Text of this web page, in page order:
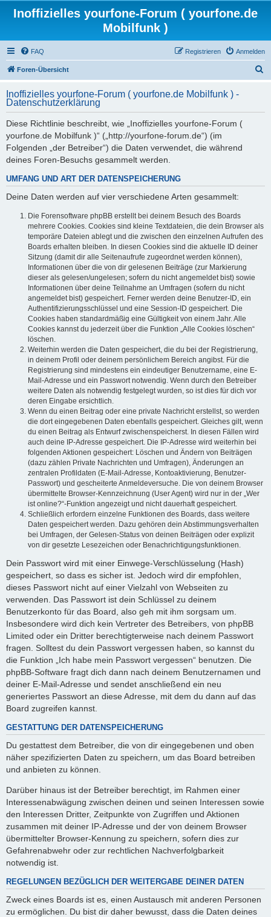
Inoffizielles yourfone-Forum ( yourfone.de
Mobilfunk )
FAQ Anmelden
Registrieren
Foren-Übersicht
h
Inoffizielles yourfone-Forum ( yourfone.de Mobilfunk ) -
Datenschutzerklärung
Diese Richtlinie beschreibt, wie „Inoffizielles yourfone-Forum (
yourfone.de Mobilfunk )“ („http://yourfone-forum.de“) (im
Folgenden „der Betreiber“) die Daten verwendet, die während
deines Foren-Besuchs gesammelt werden.
UMFANG UND ART DER DATENSPEICHERUNG
Deine Daten werden auf vier verschiedene Arten gesammelt:
Die Forensoftware phpBB erstellt bei deinem Besuch des Boards
mehrere Cookies. Cookies sind kleine Textdateien, die dein Browser als
temporäre Dateien ablegt und die zwischen den einzelnen Aufrufen des
Boards erhalten bleiben. In diesen Cookies sind die aktuelle ID deiner
Sitzung (damit dir alle Seitenaufrufe zugeordnet werden können),
Informationen über die von dir gelesenen Beiträge (zur Markierung
dieser als gelesen/ungelesen; sofern du nicht angemeldet bist) sowie
Informationen über deine Teilnahme an Umfragen (sofern du nicht
angemeldet bist) gespeichert. Ferner werden deine Benutzer-ID, ein
Authentifizierungsschlüssel und eine Session-ID gespeichert. Die
Cookies haben standardmäßig eine Gültigkeit von einem Jahr. Alle
Cookies kannst du jederzeit über die Funktion „Alle Cookies löschen“
löschen.
Weiterhin werden die Daten gespeichert, die du bei der Registrierung,
in deinem Profil oder deinem persönlichem Bereich angibst. Für die
Registrierung sind mindestens ein eindeutiger Benutzername, eine E-
Mail-Adresse und ein Passwort notwendig. Wenn durch den Betreiber
weitere Daten als notwendig festgelegt wurden, so ist dies für dich vor
deren Eingabe ersichtlich.
Wenn du einen Beitrag oder eine private Nachricht erstellst, so werden
die dort eingegebenen Daten ebenfalls gespeichert. Gleiches gilt, wenn
du einen Beitrag als Entwurf zwischenspeicherst. In diesen Fällen wird
auch deine IP-Adresse gespeichert. Die IP-Adresse wird weiterhin bei
folgenden Aktionen gespeichert: Löschen und Ändern von Beiträgen
(dazu zählen Private Nachrichten und Umfragen), Änderungen an
zentralen Profildaten (E-Mail-Adresse, Kontoaktivierung, Benutzer-
Passwort) und gescheiterte Anmeldeversuche. Die von deinem Browser
übermittelte Browser-Kennzeichnung (User Agent) wird nur in der „Wer
ist online?“-Funktion angezeigt und nicht dauerhaft gespeichert.
Schließlich erfordern einzelne Funktionen des Boards, dass weitere
Daten gespeichert werden. Dazu gehören dein Abstimmungsverhalten
bei Umfragen, der Gelesen-Status von deinen Beiträgen oder explizit
von dir gesetzte Lesezeichen oder Benachrichtigungsfunktionen.
Dein Passwort wird mit einer Einwege-Verschlüsselung (Hash)
gespeichert, so dass es sicher ist. Jedoch wird dir empfohlen,
dieses Passwort nicht auf einer Vielzahl von Webseiten zu
verwenden. Das Passwort ist dein Schlüssel zu deinem
Benutzerkonto für das Board, also geh mit ihm sorgsam um.
Insbesondere wird dich kein Vertreter des Betreibers, von phpBB
Limited oder ein Dritter berechtigterweise nach deinem Passwort
fragen. Solltest du dein Passwort vergessen haben, so kannst du
die Funktion „Ich habe mein Passwort vergessen“ benutzen. Die
phpBB-Software fragt dich dann nach deinem Benutzernamen und
deiner E-Mail-Adresse und sendet anschließend ein neu
generiertes Passwort an diese Adresse, mit dem du dann auf das
Board zugreifen kannst.
GESTATTUNG DER DATENSPEICHERUNG
Du gestattest dem Betreiber, die von dir eingegebenen und oben
näher spezifizierten Daten zu speichern, um das Board betreiben
und anbieten zu können.
Darüber hinaus ist der Betreiber berechtigt, im Rahmen einer
Interessenabwägung zwischen deinen und seinen Interessen sowie
den Interessen Dritter, Zeitpunkte von Zugriffen und Aktionen
zusammen mit deiner IP-Adresse und der von deinem Browser
übermittelter Browser-Kennung zu speichern, sofern dies zur
Gefahrenabwehr oder zur rechtlichen Nachverfolgbarkeit
notwendig ist.
REGELUNGEN BEZÜGLICH DER WEITERGABE DEINER DATEN
Zweck eines Boards ist es, einen Austausch mit anderen Personen
zu ermöglichen. Du bist dir daher bewusst, dass die Daten deines